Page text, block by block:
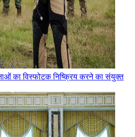
का विस्फोटक निष्क्रिय करने का संयुक्त